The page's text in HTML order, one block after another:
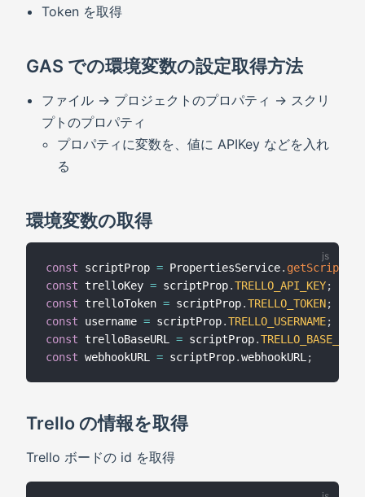
Token を取得
GAS での環境変数の設定取得方法
ファイル → プロジェクトのプロパティ → スクリ
プトのプロパティ
プロパティに変数を、値に APIKey などを入れ
る
環境変数の取得
const scriptProp = PropertiesService.
const trelloKey = scriptProp.TRELLO_API_KEY;
const trelloToken = scriptProp.TRELLO_TOKEN;
const username = scriptProp.TRELLO_USERNAME;
const trelloBaseURL = scriptProp.TRELLO_BASE_URL
const webhookURL = scriptProp.webhookURL ;
Trello の情報を取得
Trello ボードの id を取得